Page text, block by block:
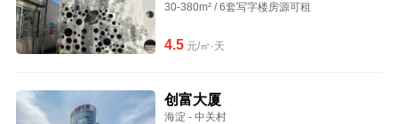
30-380m² / 6套写字楼房源可租
4.5元/㎡·天
创富大厦
海淀 - 中关村